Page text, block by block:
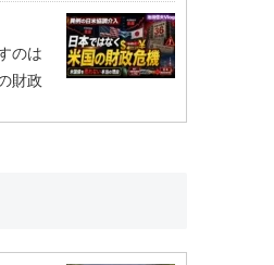
のは
財政